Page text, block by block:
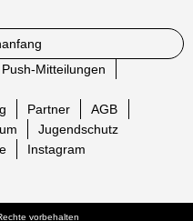
Push-Mitteilungen
Partner
AGB
Jugendschutz
Instagram
vorbehalten